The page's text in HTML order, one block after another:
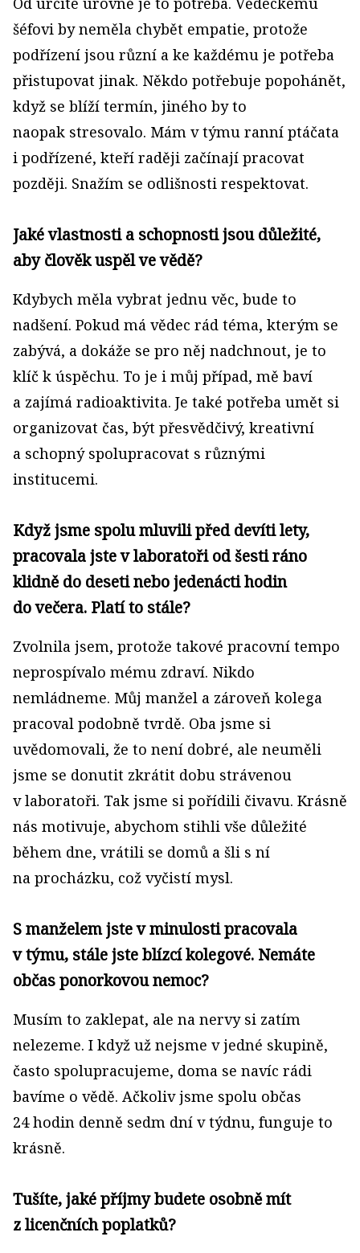
šéfovi by neměla chybět empatie, protože
podřízení jsou různí a ke každému je potřeba
přistupovat jinak. Někdo potře­buje popohánět,
když se blíží termín, jiného by to
naopak stresovalo. Mám v týmu ranní ptáčata
i podřízené, kteří raději začínají pracovat
později. Snažím se odlišnosti respektovat.
Jaké vlastnosti a schopnosti jsou důležité,
aby člověk uspěl ve vědě?
Kdybych měla vybrat jednu věc, bude to
nadšení. Pokud má vědec rád téma, kterým se
zabývá, a dokáže se pro něj nadchnout, je to
klíč k úspěchu. To je i můj případ, mě baví
a zajímá radioaktivita. Je také potřeba umět si
organizovat čas, být přesvědčivý, kreativní
a schopný spolupracovat s různými
institucemi.
Když jsme spolu mluvili před devíti lety,
pracovala jste v laboratoři od šesti ráno
klidně do deseti nebo jedenácti hodin
do večera. Platí to stále?
Zvolnila jsem, protože takové pracovní tempo
neprospívalo mému zdraví. Nikdo
nemládneme. Můj manžel a zároveň kolega
pracoval podobně tvrdě. Oba jsme si
uvědomovali, že to není dobré, ale neuměli
jsme se donutit zkrátit dobu strávenou
v laboratoři. Tak jsme si pořídili čivavu. Krásně
nás motivuje, abychom stihli vše důležité
během dne, vrátili se domů a šli s ní
na procházku, což vyčistí mysl.
S manželem jste v minulosti pracovala
v týmu, stále jste blízcí kolegové. Nemáte
občas ponorkovou nemoc?
Musím to zaklepat, ale na nervy si zatím
nelezeme. I když už nejsme v jedné skupině,
často spolupracujeme, doma se navíc rádi
bavíme o vědě. Ačkoliv jsme spolu občas
24 hodin denně sedm dní v týdnu, funguje to
krásně.
Tušíte, jaké příjmy budete osobně mít
z licenčních poplatků?